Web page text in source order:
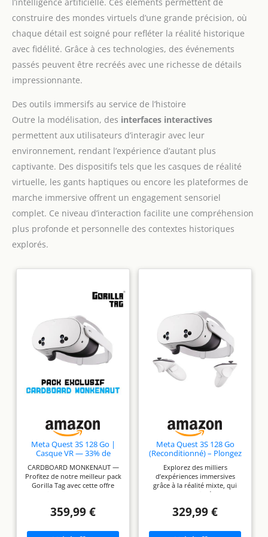
construire des mondes virtuels d’une grande précision, où
chaque détail est soigné pour refléter la réalité historique
avec fidélité. Grâce à ces technologies, des événements
passés peuvent être recréés avec une richesse de détails
impressionnante.
Des outils immersifs au service de l’histoire
Outre la modélisation, des interfaces interactives
permettent aux utilisateurs d’interagir avec leur
environnement, rendant l’expérience d’autant plus
captivante. Des dispositifs tels que les casques de réalité
virtuelle, les gants haptiques ou encore les plateformes de
marche immersive offrent un engagement sensoriel
complet. Ce niveau d’interaction facilite une compréhension
plus profonde et personnelle des contextes historiques
explorés.
Meta Quest 3S 128 Go |
Casque VR — 33% de
Plus de Performance
Graphique — Réalité
virtuelle sans Fil — Pack
Monkenaut — Exclusivité
Amazon
CARDBOARD MONKENAUT —
Profitez de notre meilleur pack
Gorilla Tag avec cette offre
des articles exclusifs, dont le
and Helmet, ainsi que 2 000
359,99 €
Meta Quest 3S 128 Go
(Reconditionné) – Plongez
Appareil Incroyable. À Un
Prix Incroyable. – Casque
Tout-en-Un
Explorez des milliers
d’expériences immersives
grâce à la réalité mixte, qui
vous permet d’intégrer des
espace physique, ou plongez
VR. Transformez n’importe
329,99 €